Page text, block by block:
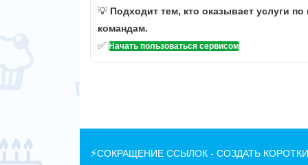
💡 Подходит тем, кто оказывает услуги
командам.
✅ Начать пользоваться сервисом
⚡СОКРАЩЕНИЕ ССЫЛОК - СОЗДАТЬ